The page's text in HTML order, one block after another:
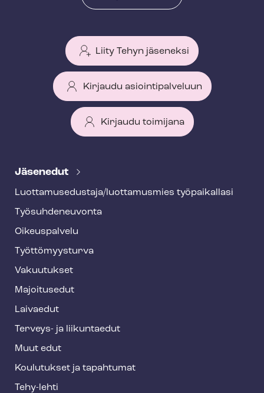
Liity Tehyn jäseneksi
Kirjaudu asiointipalveluun
Kirjaudu toimijana
e
f
o
o
t
e
Jäsenedut
Luot­ta­muse­dus­ta­ja/luottamusmies työpaikallasi
Työ­suh­de­neu­von­ta
Oikeuspalvelu
Työt­tö­myys­tur­va
Vakuutukset
Majoitusedut
Laivaedut
Terveys- ja liikuntaedut
Muut edut
Koulutukset ja tapahtumat
Tehy-lehti